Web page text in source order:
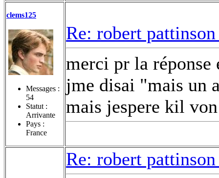
clems125
Messages :
54
Statut :
Arrivante
Pays :
France
Re: robert
merci pr la réponse
jme disai "mais un
mais jespere kil
Re: robert